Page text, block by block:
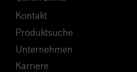
Kontakt
Produktsuche
Unternehmen
Karriere